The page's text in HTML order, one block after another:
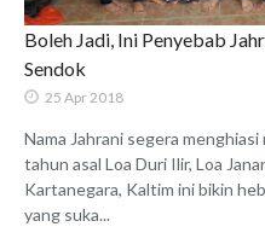
Boleh Jadi, Ini Penyebab
Sendok
25 Apr 2018
Nama Jahrani segera
tahun asal Loa Duri Ilir, Loa
Kartanegara, Kaltim ini bikin
yang suka...